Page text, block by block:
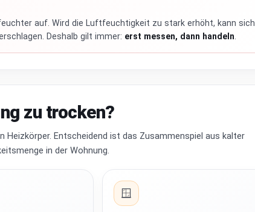
auf. Wird die Luftfeuchtigkeit zu stark erhöht, kann sich
Deshalb gilt immer: erst messen, dann handeln
zu trocken?
Entscheidend ist das Zusammenspiel aus kalter
in der Wohnung.
🪟